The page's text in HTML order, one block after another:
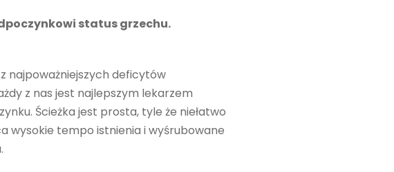
status grzechu.
najpoważniejszych deficytów
z nas jest najlepszym lekarzem
Ścieżka jest prosta, tyle że niełatwo
wysokie tempo istnienia i wyśrubowane